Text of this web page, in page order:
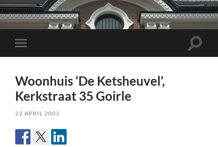
Toggle
mobiel
Toggle
Woonhuis ‘De Ketsheuvel’,
Kerkstraat 35 Goirle
22 APRIL 2001